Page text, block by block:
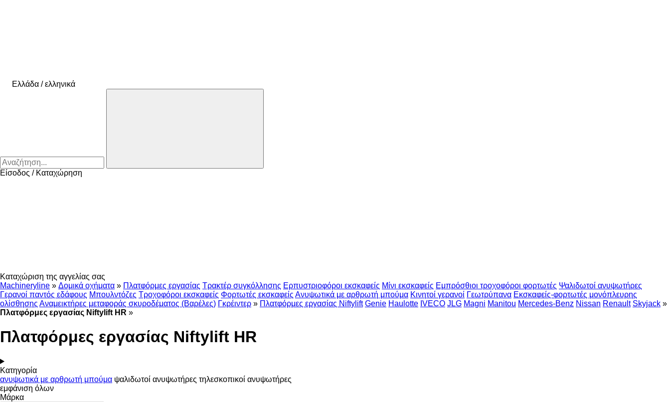
Ελλάδα / ελληνικά
Είσοδος / Καταχώρηση
Καταχώριση της αγγελίας σας
Machineryline » Δομικά οχήματα » Πλατφόρμες εργασίας Τρακτέρ συγκόλλησης Ερπυστριοφόροι εκσκαφείς Μίνι εκσκαφείς Εμπρόσθιοι τροχοφόροι φορτωτές Ψαλιδωτοί ανυψωτήρες
Γερανοί παντός εδάφους Μπουλντόζες Τροχοφόροι εκσκαφείς Φορτωτές εκσκαφείς Ανυψωτικά με αρθρωτή μπούμα Κινητοί γερανοί Γεωτρύπανα Εκσκαφείς-φορτωτές μονόπλευρης
ολίσθησης Αναμεικτήρες μεταφοράς σκυροδέματος (Βαρέλες) Γκρέιντερ » Πλατφόρμες εργασίας Niftylift Genie Haulotte IVECO JLG Magni Manitou Mercedes-Benz Nissan Renault Skyjack »
Πλατφόρμες εργασίας Niftylift HR »
Πλατφόρμες εργασίας Niftylift HR
Κατηγορία
ανυψωτικά με αρθρωτή μπούμα ψαλιδωτοί ανυψωτήρες τηλεσκοπικοί ανυψωτήρες
εμφάνιση όλων
Μάρκα